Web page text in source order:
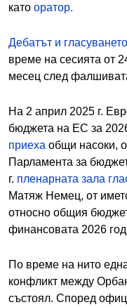
като оратор.
Дебатът и
време на сесията от
месец след
На 2 април 2025 г.
бюджета на ЕС за
приеха общи насоки,
Парламента за
г. пленарната зала
Матяж Немец, от
относно общия
финансовата 2026
По време на нито
конфликт между
състоял. Според